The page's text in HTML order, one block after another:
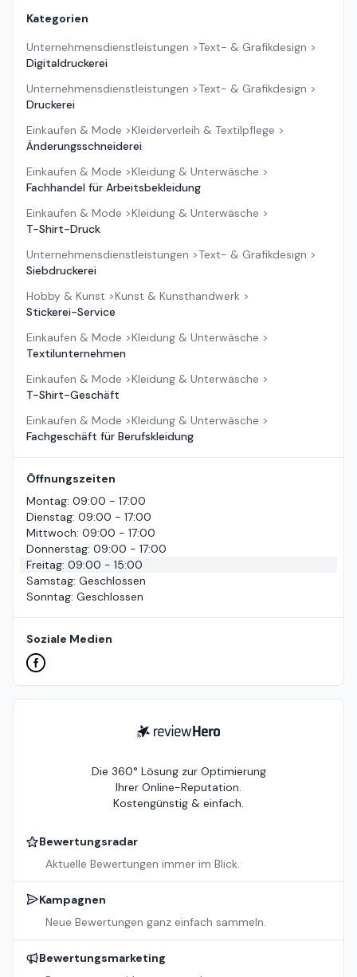
Kategorien
Unternehmensdienstleistungen >Text- & Grafikdesign >
Digitaldruckerei
Unternehmensdienstleistungen >Text- & Grafikdesign >
Druckerei
Einkaufen & Mode >Kleiderverleih & Textilpflege >
Änderungsschneiderei
Einkaufen & Mode >Kleidung & Unterwäsche >
Fachhandel für Arbeitsbekleidung
Einkaufen & Mode >Kleidung & Unterwäsche >
T-Shirt-Druck
Unternehmensdienstleistungen >Text- & Grafikdesign >
Siebdruckerei
Hobby & Kunst >Kunst & Kunsthandwerk >
Stickerei-Service
Einkaufen & Mode >Kleidung & Unterwäsche >
Textilunternehmen
Einkaufen & Mode >Kleidung & Unterwäsche >
T-Shirt-Geschäft
Einkaufen & Mode >Kleidung & Unterwäsche >
Fachgeschäft für Berufskleidung
Öffnungszeiten
Montag: 09:00 - 17:00
Dienstag: 09:00 - 17:00
Mittwoch: 09:00 - 17:00
Donnerstag: 09:00 - 17:00
Freitag: 09:00 - 15:00
Samstag: Geschlossen
Sonntag: Geschlossen
Soziale Medien
ReviewHero
Die 360° Lösung zur Optimierung
Ihrer Online-Reputation.
Kostengünstig & einfach.
Bewertungsradar
Aktuelle Bewertungen immer im Blick.
Kampagnen
Neue Bewertungen ganz einfach sammeln.
Bewertungsmarketing